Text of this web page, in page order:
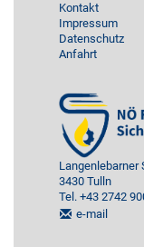
Kontakt
Impressum
Datenschutz
Anfahrt
Langenlebarner
3430 Tulln
Tel. +43 2742
e-mail